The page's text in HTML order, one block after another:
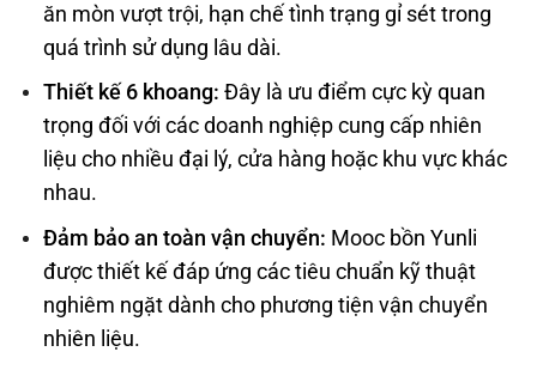
ăn mòn vượt trội, hạn chế tình trạng gỉ sét trong
quá trình sử dụng lâu dài.
Thiết kế 6 khoang: Đây là ưu điểm cực kỳ quan
trọng đối với các doanh nghiệp cung cấp nhiên
liệu cho nhiều đại lý, cửa hàng hoặc khu vực khác
nhau.
Đảm bảo an toàn vận chuyển: Mooc bồn Yunli
được thiết kế đáp ứng các tiêu chuẩn kỹ thuật
nghiêm ngặt dành cho phương tiện vận chuyển
nhiên liệu.